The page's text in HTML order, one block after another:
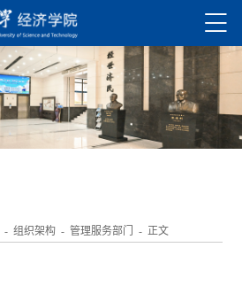
-组织架构 -管理服务部门 - 正文